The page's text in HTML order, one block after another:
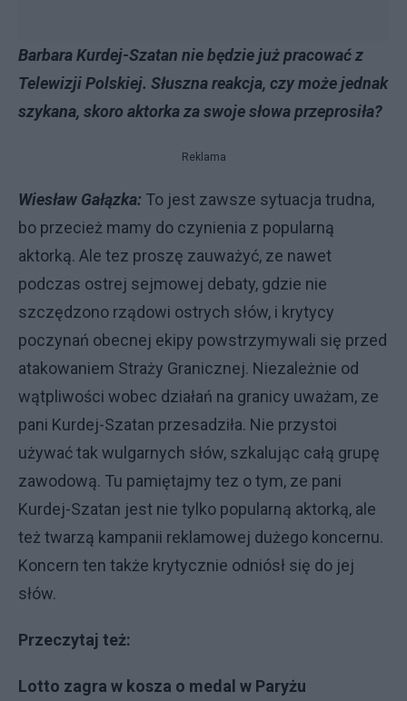
Barbara Kurdej-Szatan nie będzie już pracować z
Telewizji Polskiej. Słuszna reakcja, czy może jednak
szykana, skoro aktorka za swoje słowa przeprosiła?
Reklama
Wiesław Gałązka: To jest zawsze sytuacja trudna,
bo przecież mamy do czynienia z popularną
aktorką. Ale tez proszę zauważyć, ze nawet
podczas ostrej sejmowej debaty, gdzie nie
szczędzono rządowi ostrych słów, i krytycy
poczynań obecnej ekipy powstrzymywali się przed
atakowaniem Straży Granicznej. Niezależnie od
wątpliwości wobec działań na granicy uważam, ze
pani Kurdej-Szatan przesadziła. Nie przystoi
używać tak wulgarnych słów, szkalując całą grupę
zawodową. Tu pamiętajmy tez o tym, ze pani
Kurdej-Szatan jest nie tylko popularną aktorką, ale
też twarzą kampanii reklamowej dużego koncernu.
Koncern ten także krytycznie odniósł się do jej
słów.
Przeczytaj też:
Lotto zagra w kosza o medal w Paryżu